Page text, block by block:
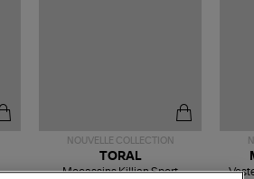
NOUVELLE COLLECTION
TORAL
Mocassins Killian Sport